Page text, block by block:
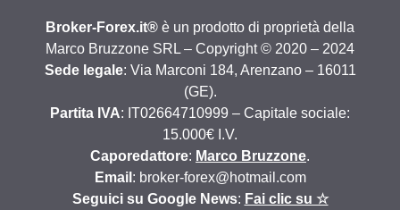
Broker-Forex.it® è un prodotto di proprietà della
Marco Bruzzone SRL – Copyright © 2020 – 2024
Sede legale: Via Marconi 184, Arenzano – 16011
(GE).
Partita IVA: IT02664710999 – Capitale sociale:
15.000€ I.V.
Caporedattore: Marco Bruzzone.
Email : broker-forex@hotmail.com
Seguici su Google News: Fai clic su ☆